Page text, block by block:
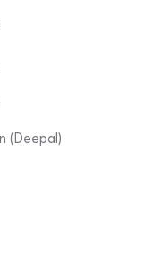
(Deepal)